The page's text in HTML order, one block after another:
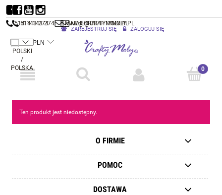
514 143 274 MAIL@CRAFTYMOLY.PL
ZAREJESTRUJ SIĘ ZALOGUJ SIĘ
514 143 274 MAIL@CRAFTYMOLY.PL
Ten produkt jest niedostępny.
O FIRMIE
POMOC
DOSTAWA